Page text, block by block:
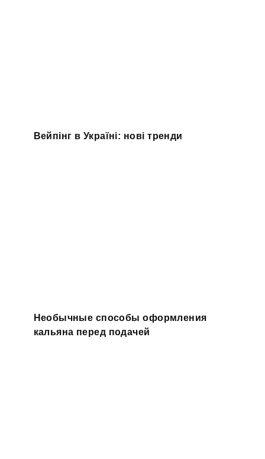
Вейпінг в Україні: нові тренди
Необычные способы оформления
кальяна перед подачей